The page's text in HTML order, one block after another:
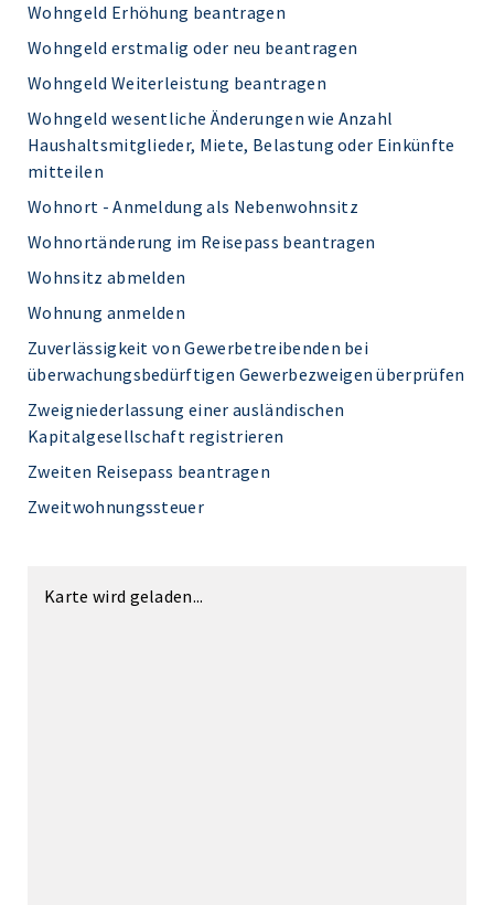
Wohngeld Erhöhung beantragen
Wohngeld erstmalig oder neu beantragen
Wohngeld Weiterleistung beantragen
Wohngeld wesentliche Änderungen wie Anzahl
Haushaltsmitglieder, Miete, Belastung oder Einkünfte
mitteilen
Wohnort - Anmeldung als Nebenwohnsitz
Wohnortänderung im Reisepass beantragen
Wohnsitz abmelden
Wohnung anmelden
Zuverlässigkeit von Gewerbetreibenden bei
überwachungsbedürftigen Gewerbezweigen überprüfen
Zweigniederlassung einer ausländischen
Kapitalgesellschaft registrieren
Zweiten Reisepass beantragen
Zweitwohnungssteuer
Karte wird geladen...